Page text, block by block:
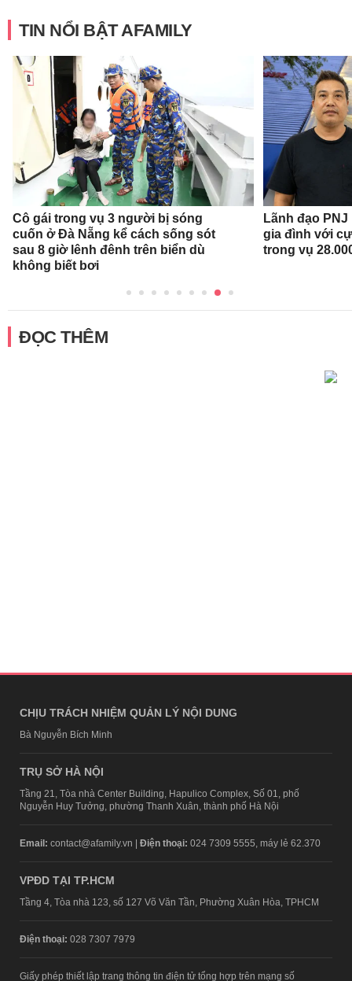
TIN NỔI BẬT AFAMILY
Cô gái trong vụ 3 người bị sóng
cuốn ở Đà Nẵng kể cách sống sót
sau 8 giờ lênh đênh trên biển dù
không biết bơi
Lãnh đạo
gia đình với
trong vụ
ĐỌC THÊM
CHỊU TRÁCH NHIỆM QUẢN LÝ NỘI DUNG
Bà Nguyễn Bích Minh
TRỤ SỞ HÀ NỘI
Tầng 21, Tòa nhà Center Building, Hapulico Complex, Số 01, phố
Nguyễn Huy Tưởng, phường Thanh Xuân, thành phố Hà Nội
Email: contact@afamily.vn | Điện thoại: 024 7309 5555, máy lẻ 62.370
VPĐD TẠI TP.HCM
Tầng 4, Tòa nhà 123, số 127 Võ Văn Tần, Phường Xuân Hòa, TPHCM
Điện thoại: 028 7307 7979
Giấy phép thiết lập trang thông tin điện tử tổng hợp trên mạng số